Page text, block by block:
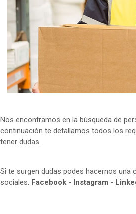
Nos encontramos en la búsqueda de
continuación te detallamos todos los
tener dudas.
Si te surgen dudas podes hacernos
sociales: Facebook - Instagram -